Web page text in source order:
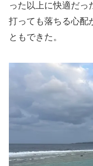
った以上に快適だっ
打っても落ちる心配
ともできた。